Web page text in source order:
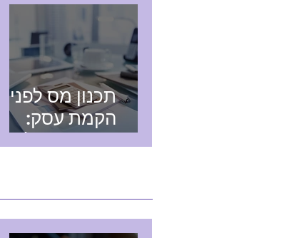
רואה חשבון
מקצועי
תכנון מס לפני
הקמת עסק:
המיסים